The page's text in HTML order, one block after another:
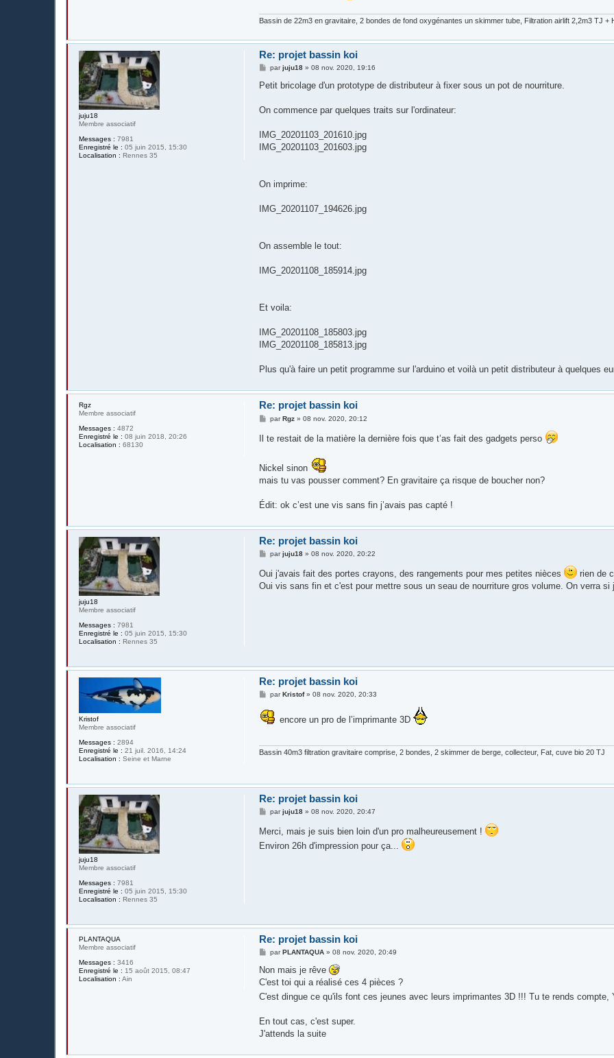
Bassin de 22m3 en gravitaire, 2 bondes de fond oxygénantes un skimmer tube, Filtration airlift 2,2m3 TJ +
juju18
Membre associatif
Messages : 7981
Enregistré le : 05 juin 2015, 15:30
Localisation : Rennes 35
Re: projet bassin koi
M
s
g
parjuju18 »08 nov. 2020, 19:16
Petit bricolage d'un prototype de distributeur à fixer sous un pot de nourriture.
On commence par quelques traits sur l'ordinateur:
IMG_20201103_201610.jpg
IMG_20201103_201603.jpg
On imprime:
IMG_20201107_194626.jpg
On assemble le tout:
IMG_20201108_185914.jpg
Et voila:
IMG_20201108_185803.jpg
IMG_20201108_185813.jpg
Plus qu'à faire un petit programme sur l'arduino et voilà un petit distributeur à quelques
Rgz
Membre associatif
Messages : 4872
Enregistré le : 08 juin 2018, 20:26
Localisation : 68130
Re: projet bassin koi
M
s
s
e
parRgz »08 nov. 2020, 20:12
Il te restait de la matière la dernière fois que t’as fait des gadgets perso
Nickel sinon
mais tu vas pousser comment? En gravitaire ça risque de boucher non?
Édit: ok c’est une vis sans fin j’avais pas capté !
juju18
Membre associatif
Messages : 7981
Enregistré le : 05 juin 2015, 15:30
Localisation : Rennes 35
Re: projet bassin koi
M
s
s
a
parjuju18 »08 nov. 2020, 20:22
Oui j'avais fait des portes crayons, des rangements pour mes petites nièces
rien de
Oui vis sans fin et c'est pour mettre sous un seau de nourriture gros volume. On verra
Kristof
Membre associatif
Messages : 2894
Enregistré le : 21 juil. 2016, 14:24
Localisation : Seine et Marne
Re: projet bassin koi
M
s
s
par Kristof»08 nov. 2020, 20:33
encore un pro de l’imprimante 3D
Bassin 40m3 filtration gravitaire comprise, 2 bondes, 2 skimmer de berge, collecteur, Fat, cuve bio 20 TJ
juju18
Membre associatif
Messages : 7981
Enregistré le : 05 juin 2015, 15:30
Localisation : Rennes 35
Re: projet bassin koi
M
s
a
parjuju18 »08 nov. 2020, 20:47
Merci, mais je suis bien loin d'un pro malheureusement !
Environ 26h d'impression pour ça...
PLANTAQUA
Membre associatif
Messages : 3416
Enregistré le : 15 août 2015, 08:47
Localisation : Ain
Re: projet bassin koi
M
s
a
e
par PLANTAQUA »08 nov. 2020, 20:49
Non mais je rêve
C'est toi qui a réalisé ces 4 pièces ?
C'est dingue ce qu'ils font ces jeunes avec leurs imprimantes 3D !!! Tu te rends compte,
En tout cas, c'est super.
J'attends la suite